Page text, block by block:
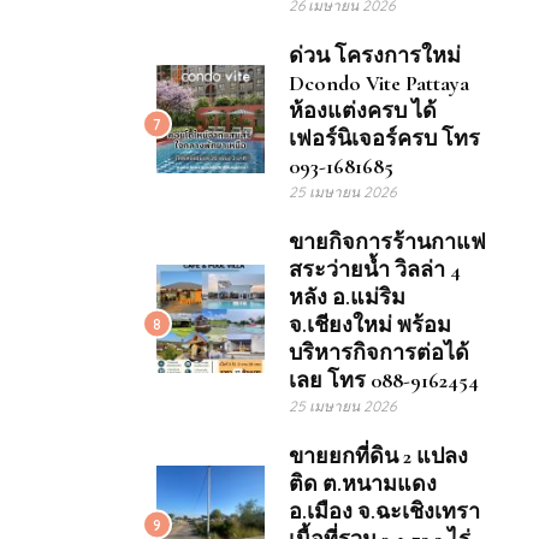
26 เมษายน 2026
7
ด่วน โครงการใหม่
Dcondo Vite Pattaya
ห้องแต่งครบ ได้
เฟอร์นิเจอร์ครบ โทร
093-1681685
25 เมษายน 2026
8
ขายกิจการร้านกาแฟ
สระว่ายน้ำ วิลล่า 4
หลัง อ.แม่ริม
จ.เชียงใหม่ พร้อม
บริหารกิจการต่อได้
เลย โทร 088-9162454
25 เมษายน 2026
9
ขายยกที่ดิน 2 แปลง
ติด ต.หนามแดง
อ.เมือง จ.ฉะเชิงเทรา